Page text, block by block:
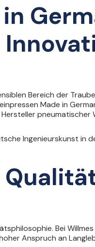
Bereich der
Made in
pneumatischer
Ingenieurskunst in
Bei
Anspruch an